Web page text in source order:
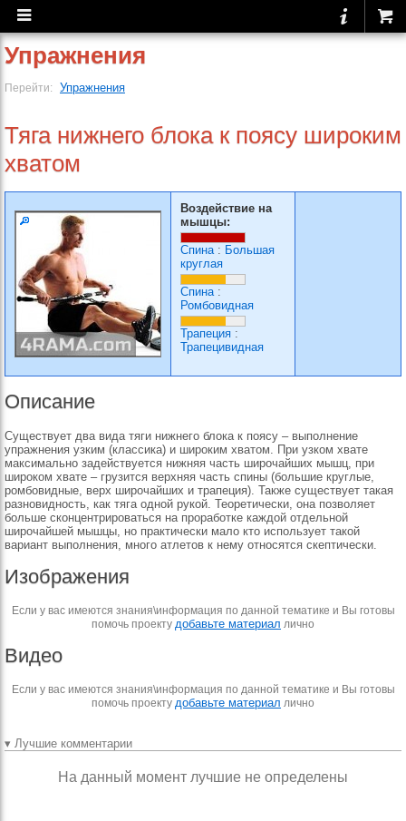
Упражнения
Перейти: Упражнения
Тяга нижнего блока к поясу широким
хватом
Воздействие на
мышцы:
Спина: Большая
круглая
Спина:
Ромбовидная
Трапеция :
Трапецивидная
Описание
Существует два вида тяги нижнего блока к поясу – выполнение
упражнения узким (классика) и широким хватом. При узком хвате
максимально задействуется нижняя часть широчайших мышц, при
широком хвате – грузится верхняя часть спины (большие круглые,
ромбовидные, верх широчайших и трапеция). Также существует такая
разновидность, как тяга одной рукой. Теоретически, она позволяет
больше сконцентрироваться на проработке каждой отдельной
широчайшей мышцы, но практически мало кто использует такой
вариант выполнения, много атлетов к нему относятся скептически.
Изображения
Если у вас имеются знания\информация по данной тематике и Вы готовы
помочь проекту добавьте материал лично
Видео
Если у вас имеются знания\информация по данной тематике и Вы готовы
помочь проекту добавьте материал лично
▾ Лучшие комментарии
На данный момент лучшие не определены